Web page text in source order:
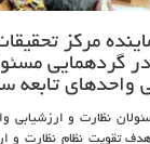
مرکز
گردهمایی
واحدهای تابعه
نظارت و ارزشیابی
هدف تقویت نظام نظارت و